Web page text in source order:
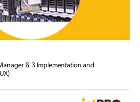
6.3 Implementation and